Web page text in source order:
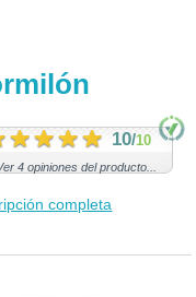
10/10
4 opiniones del producto...
completa